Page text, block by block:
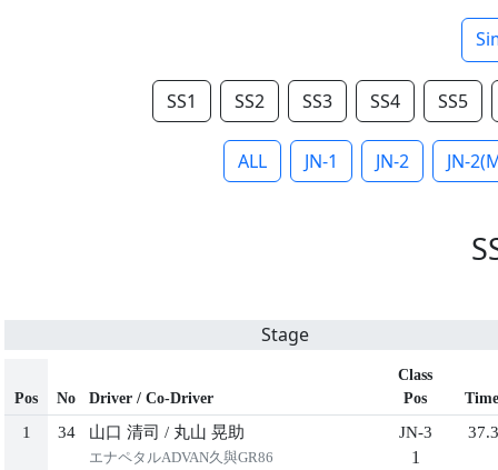
SS1 SS2 SS3 SS4 SS5
ALL JN-1 JN-2 JN-
Stage
Pos No Driver / Co-Driver
Class
Pos
Time
1 34 ⼭⼝ 清司 / 丸⼭ 晃助
エナペタルADVAN久與GR86
JN-3
1
37.3